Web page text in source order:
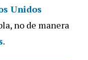
Unidos
no de manera
.